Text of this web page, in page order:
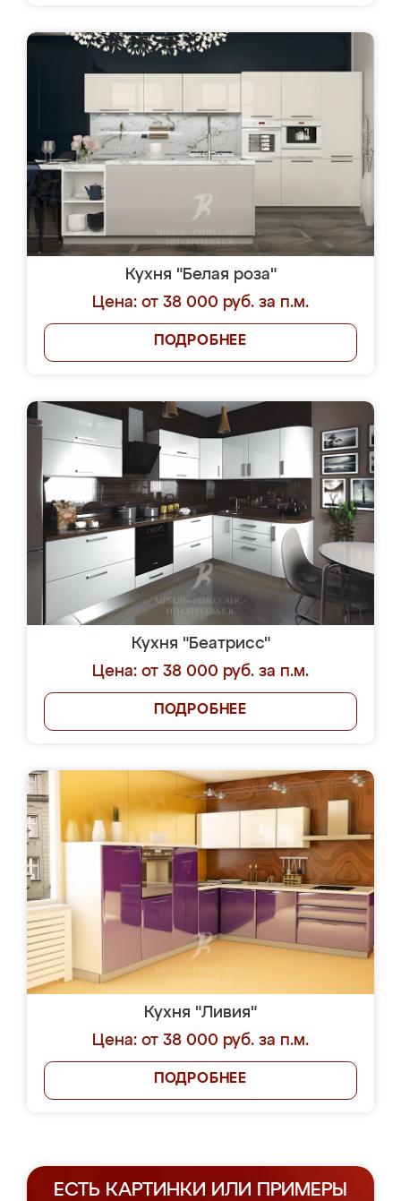
Кухня "Белая роза"
Цена: от 38 000 руб. за п.м.
ПОДРОБНЕЕ
Кухня "Беатрисс"
Цена: от 38 000 руб. за п.м.
ПОДРОБНЕЕ
Кухня "Ливия"
Цена: от 38 000 руб. за п.м.
ПОДРОБНЕЕ
ЕСТЬ КАРТИНКИ ИЛИ ПРИМЕРЫ